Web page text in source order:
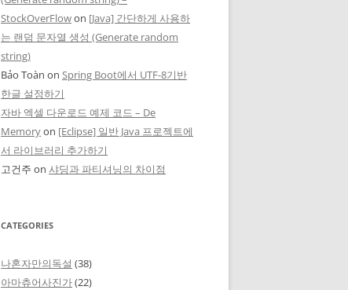
StockOverFlowon [Java] 간단하게 사용하
는 랜덤 문자열 생성 (Generate random
string)
Bảo Toàn on Spring Boot에서 UTF-8기반
한글 설정하기
자바 엑셀 다운로드 예제 코드 – De
Memoryon [Eclipse] 일반 Java 프로젝트에
서 라이브러리 추가하기
고건주 on 샤딩과 파티셔닝의 차이점
CATEGORIES
나혼자만의독설 (38)
아마츄어사진가(22)